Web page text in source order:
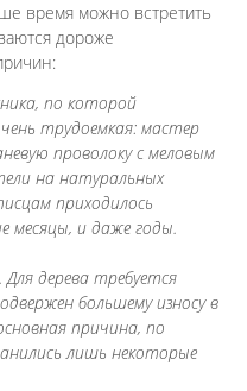
время можно встретить
дороже
по которой
трудоемкая: мастер
проволоку с меловым
на натуральных
приходилось
месяцы, и даже годы.
дерева требуется
большему износу в
причина, по
лишь некоторые